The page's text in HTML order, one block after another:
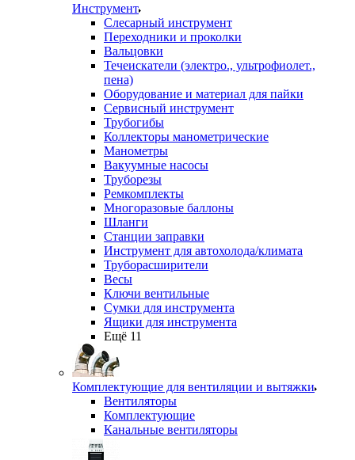
Инструмент
Слесарный инструмент
Переходники и проколки
Вальцовки
Течеискатели (электро., ультрофиолет.,
пена)
Оборудование и материал для пайки
Сервисный инструмент
Трубогибы
Коллекторы манометрические
Манометры
Вакуумные насосы
Труборезы
Ремкомплекты
Многоразовые баллоны
Шланги
Станции заправки
Инструмент для автохолода/климата
Труборасширители
Весы
Ключи вентильные
Сумки для инструмента
Ящики для инструмента
Ещё 11
Комплектующие для вентиляции и вытяжки
Вентиляторы
Комплектующие
Канальные вентиляторы